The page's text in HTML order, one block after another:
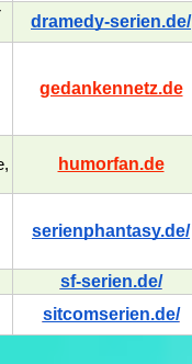
dramedy-serien.de/
gedankennetz.de
humorfan.de
serienphantasy.de/
sf-serien.de/
sitcomserien.de/